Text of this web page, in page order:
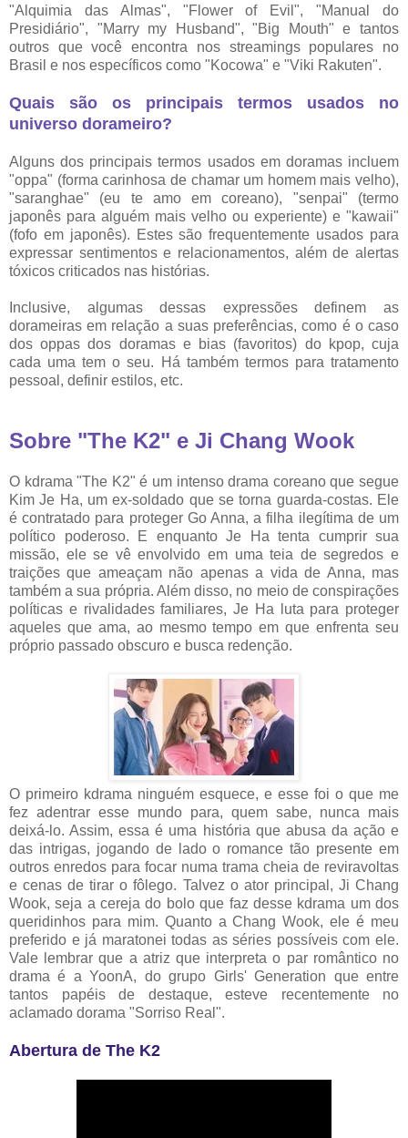
"Alquimia das Almas", "Flower of Evil", "Manual do
Presidiário", "Marry my Husband", "Big Mouth" e tantos
outros que você encontra nos streamings populares no
Brasil e nos específicos como "Kocowa" e "Viki Rakuten".
Quais são os principais termos usados no
universo dorameiro?
Alguns dos principais termos usados em doramas incluem
"oppa" (forma carinhosa de chamar um homem mais velho),
"saranghae" (eu te amo em coreano), "senpai" (termo
japonês para alguém mais velho ou experiente) e "kawaii"
(fofo em japonês). Estes são frequentemente usados para
expressar sentimentos e relacionamentos, além de alertas
tóxicos criticados nas histórias.
Inclusive, algumas dessas expressões definem as
dorameiras em relação a suas preferências, como é o caso
dos oppas dos doramas e bias (favoritos) do kpop, cuja
cada uma tem o seu. Há também termos para tratamento
pessoal, definir estilos, etc.
Sobre "The K2" e Ji Chang Wook
O kdrama "The K2" é um intenso drama coreano que segue
Kim Je Ha, um ex-soldado que se torna guarda-costas. Ele
é contratado para proteger Go Anna, a filha ilegítima de um
político poderoso. E enquanto Je Ha tenta cumprir sua
missão, ele se vê envolvido em uma teia de segredos e
traições que ameaçam não apenas a vida de Anna, mas
também a sua própria. Além disso, no meio de conspirações
políticas e rivalidades familiares, Je Ha luta para proteger
aqueles que ama, ao mesmo tempo em que enfrenta seu
próprio passado obscuro e busca redenção.
O primeiro kdrama ninguém esquece, e esse foi o que me
fez adentrar esse mundo para, quem sabe, nunca mais
deixá-lo. Assim, essa é uma história que abusa da ação e
das intrigas, jogando de lado o romance tão presente em
outros enredos para focar numa trama cheia de reviravoltas
e cenas de tirar o fôlego. Talvez o ator principal, Ji Chang
Wook, seja a cereja do bolo que faz desse kdrama um dos
queridinhos para mim. Quanto a Chang Wook, ele é meu
preferido e já maratonei todas as séries possíveis com ele.
Vale lembrar que a atriz que interpreta o par romântico no
drama é a YoonA, do grupo Girls' Generation que entre
tantos papéis de destaque, esteve recentemente no
aclamado dorama "Sorriso Real".
Abertura de The K2